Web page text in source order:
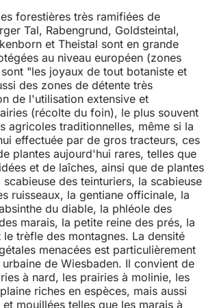
forestières très ramifiées de
Tal, Rabengrund, Goldsteintal,
et Theistal sont en grande
au niveau européen (zones
"les joyaux de tout botaniste et
des zones de détente très
de l'utilisation extensive et
(récolte du foin), le plus souvent
agricoles traditionnelles, même si la
effectuée par de gros tracteurs, ces
plantes aujourd'hui rares, telles que
et de laîches, ainsi que de plantes
des teinturiers, la scabieuse
ruisseaux, la gentiane officinale, la
du diable, la phléole des
marais, la petite reine des prés, la
trèfle des montagnes. La densité
menacées est particulièrement
de Wiesbaden. Il convient de
à nard, les prairies à molinie, les
riches en espèces, mais aussi
mouillées telles que les marais à